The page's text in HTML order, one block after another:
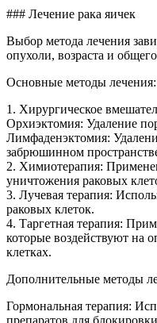
### Лечение рака яичек
Выбор метода лечения
опухоли, возраста и
Основные методы лечения:
1. Хирургическое
Орхиэктомия: Удаление
Лимфаденэктомия:
забрюшинном
2. Химиотерапия:
уничтожения раковых
3. Лучевая терапия:
раковых клеток.
4. Таргетная терапия:
которые воздействуют на
клетках.
Дополнительные методы
Гормональная терапия:
препаратов для